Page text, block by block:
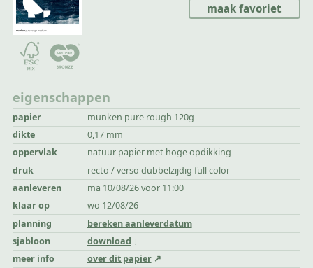
eigenschappen
papier
munken pure rough 120g
dikte
0,17 mm
oppervlak
natuur papier met hoge opdikking
druk
recto / verso dubbelzijdig full color
aanleveren
ma 10/08/26 voor 11:00
klaar op
wo 12/08/26
planning
bereken aanleverdatum
sjabloon
download
meer info
over dit papier
maak favoriet